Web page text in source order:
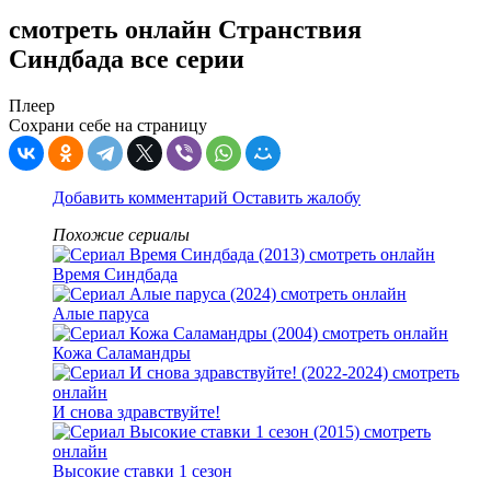
смотреть онлайн Странствия
Синдбада все серии
Плеер
Сохрани себе на страницу
Добавить комментарий Оставить жалобу
Похожие сериалы
Время Синдбада
Алые паруса
Кожа Саламандры
И снова здравствуйте!
Высокие ставки 1 сезон